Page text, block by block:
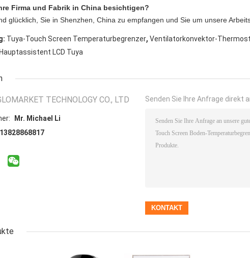
Firma und Fabrik in China besichtigen?
glücklich, Sie in Shenzhen, China zu empfangen und Sie um unsere
Tuya-Touch Screen Temperaturbegrenzer, Ventilatorkonvektor-
LCD Tuya
TECHNOLOGY CO., LTD
Mr. Michael Li
Senden Sie Ihre Anfrage direkt